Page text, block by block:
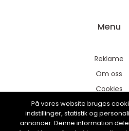
Menu
Reklame
Om oss
Cookies
Kontakt Oss
Sitemap
På vores website bruges
indstillinger, statistik og
annoncer. Denne information